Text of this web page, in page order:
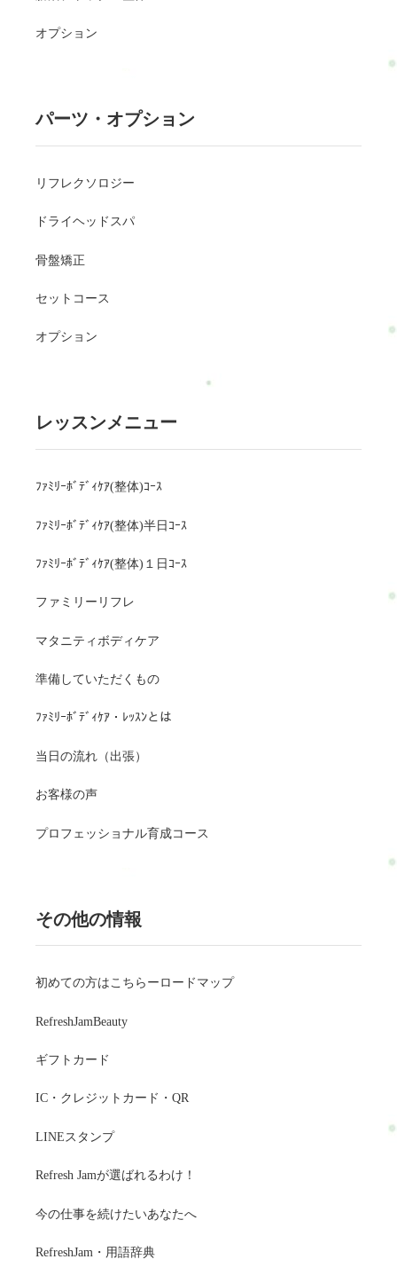
オプション
パーツ・オプション
リフレクソロジー
ドライヘッドスパ
骨盤矯正
セットコース
オプション
レッスンメニュー
ﾌｧﾐﾘｰﾎﾞﾃﾞｨｹｱ(整体)ｺｰｽ
ﾌｧﾐﾘｰﾎﾞﾃﾞｨｹｱ(整体)半日ｺｰｽ
ﾌｧﾐﾘｰﾎﾞﾃﾞｨｹｱ(整体)１日ｺｰｽ
ファミリーリフレ
マタニティボディケア
準備していただくもの
ﾌｧﾐﾘｰﾎﾞﾃﾞｨｹｱ・ﾚｯｽﾝとは
当日の流れ（出張）
お客様の声
プロフェッショナル育成コース
その他の情報
初めての方はこちらーロードマップ
RefreshJamBeauty
ギフトカード
IC・クレジットカード・QR
LINEスタンプ
Refresh Jamが選ばれるわけ！
今の仕事を続けたいあなたへ
RefreshJam・用語辞典